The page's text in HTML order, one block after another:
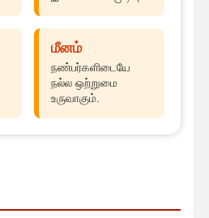
மீனம்
நண்பர்களிடையே
நல்ல ஒற்றுமை
உருவாகும்.